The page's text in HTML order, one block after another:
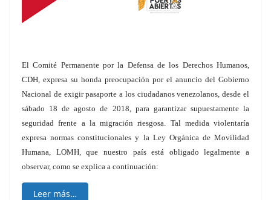
El Comité Permanente por la Defensa de los Derechos Humanos,
CDH, expresa su honda preocupación por el anuncio del Gobierno
Nacional de exigir pasaporte a los ciudadanos venezolanos, desde el
sábado 18 de agosto de 2018, para garantizar supuestamente la
seguridad frente a la migración riesgosa. Tal medida violentaría
expresa normas constitucionales y la Ley Orgánica de Movilidad
Humana, LOMH, que nuestro país está obligado legalmente a
observar, como se explica a continuación:
Leer más…